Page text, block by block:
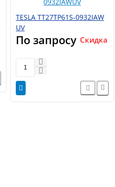
TESLA TT27TP61S-0932IAW
UV
По запросу Скидка